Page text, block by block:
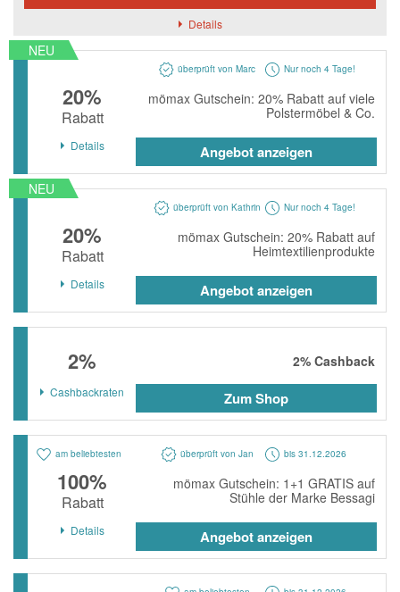
apodiscounter
HappyKeks
Pets Deli
SNIPES
Click & Boat
Lidl
BOGNER
BADER
momox
GALERIA
vidaXL
bonprix
CHECK24
heine
Details
überprüft von Marc Nur noch 4 Tage!
NEU
20%
Rabatt
mömax Gutschein: 20% Rabatt auf viele
Polstermöbel & Co.
Details Angebot anzeigen
überprüft von Kathrin Nur noch 4 Tage!
NEU
20%
Rabatt
mömax Gutschein: 20% Rabatt auf
Heimtextilienprodukte
Details Angebot anzeigen
2% 2% Cashback
Cashbackraten Zum Shop
am beliebtesten überprüft von Jan bis 31.12.2026
100%
Rabatt
mömax Gutschein: 1+1 GRATIS auf
Stühle der Marke Bessagi
Details Angebot anzeigen